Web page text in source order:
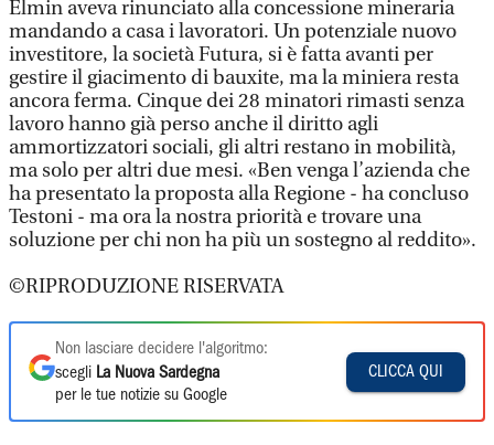
Elmin aveva rinunciato alla concessione mineraria
mandando a casa i lavoratori. Un potenziale nuovo
investitore, la società Futura, si è fatta avanti per
gestire il giacimento di bauxite, ma la miniera resta
ancora ferma. Cinque dei 28 minatori rimasti senza
lavoro hanno già perso anche il diritto agli
ammortizzatori sociali, gli altri restano in mobilità,
ma solo per altri due mesi. «Ben venga l’azienda che
ha presentato la proposta alla Regione - ha concluso
Testoni - ma ora la nostra priorità e trovare una
soluzione per chi non ha più un sostegno al reddito».
©RIPRODUZIONE RISERVATA
Non lasciare decidere l'algoritmo:
scegli La Nuova Sardegna
per le tue notizie su Google
CLICCA QUI